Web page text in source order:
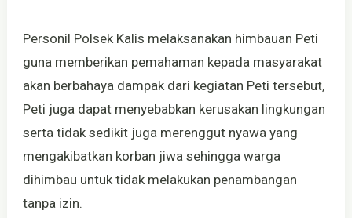
Personil Polsek Kalis melaksanakan himbauan Peti
guna memberikan pemahaman kepada masyarakat
akan berbahaya dampak dari kegiatan Peti tersebut,
Peti juga dapat menyebabkan kerusakan lingkungan
serta tidak sedikit juga merenggut nyawa yang
mengakibatkan korban jiwa sehingga warga
dihimbau untuk tidak melakukan penambangan
tanpa izin.